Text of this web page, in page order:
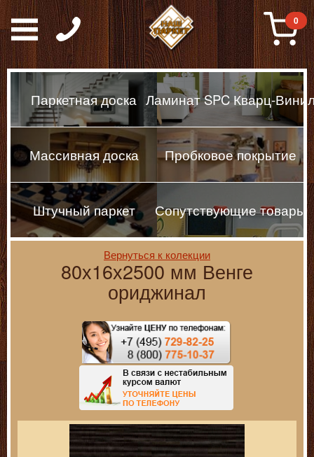
Паркет, Штучный
0
Паркетная доска Ламинат SPC Кварц-
Массивная доска Пробковое покрытие
Штучный паркет Сопутствующие товары
80х16х2500 мм Венге
ориджинал
Вернуться к колекции